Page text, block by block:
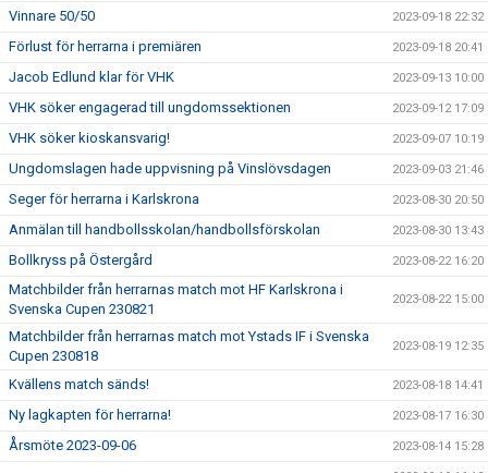
Vinnare 50/50 2023-09-18 22:32
Förlust för herrarna i premiären 2023-09-18 20:41
Jacob Edlund klar för VHK 2023-09-13 10:00
VHK söker engagerad till ungdomssektionen 2023-09-12 17:09
VHK söker kioskansvarig! 2023-09-07 10:19
Ungdomslagen hade uppvisning på Vinslövsdagen 2023-09-03 21:46
Seger för herrarna i Karlskrona 2023-08-30 20:50
Anmälan till handbollsskolan/handbollsförskolan 2023-08-30 13:43
Bollkryss på Östergård 2023-08-22 16:20
Matchbilder från herrarnas match mot HF Karlskrona i
Svenska Cupen 230821
2023-08-22 15:00
Matchbilder från herrarnas match mot Ystads IF i Svenska
Cupen 230818
2023-08-19 12:35
Kvällens match sänds! 2023-08-18 14:41
Ny lagkapten för herrarna! 2023-08-17 16:30
Årsmöte 2023-09-06 2023-08-14 15:28